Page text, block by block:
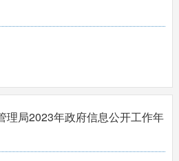
理局2023年政府信息公开工作年